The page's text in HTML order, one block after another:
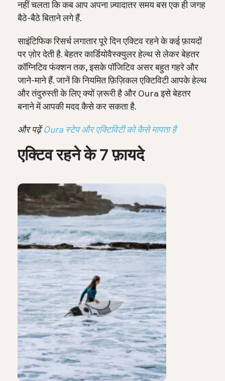
नहीं चलता कि कब आप अपना ज़्यादातर समय बस एक ही जगह
बैठे-बैठे बिताने लगे हैं.
साइंटिफिक रिसर्च लगातार पूरे दिन एक्टिव रहने के कई फ़ायदों
पर ज़ोर देती है. बेहतर कार्डियोवैस्क्युलर हेल्थ से लेकर बेहतर
कॉग्निटिव फंक्शन तक, इसके पॉजिटिव असर बहुत गहरे और
जाने-माने हैं. जानें कि नियमित फ़िज़िकल एक्टिविटी आपके हेल्थ
और तंदुरुस्ती के लिए क्यों ज़रूरी है और Oura इसे बेहतर
बनाने में आपकी मदद कैसे कर सकता है.
और पढ़ेंOura स्टेप और एक्टिविटी को कैसे मापता है
एक्टिव रहने के 7 फ़ायदे